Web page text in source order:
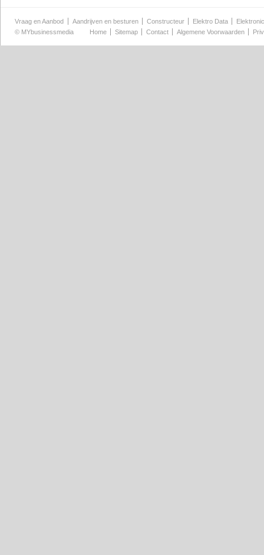
Vraag en Aanbod Aandrijven en besturen Constructeur Elektro Data
© MYbusinessmedia Home Sitemap Contact Algemene Voorwaarden